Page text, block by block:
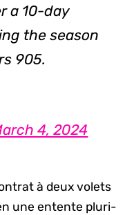
a 10-day
the season
905.
4, 2024
à deux volets
une entente pluri-